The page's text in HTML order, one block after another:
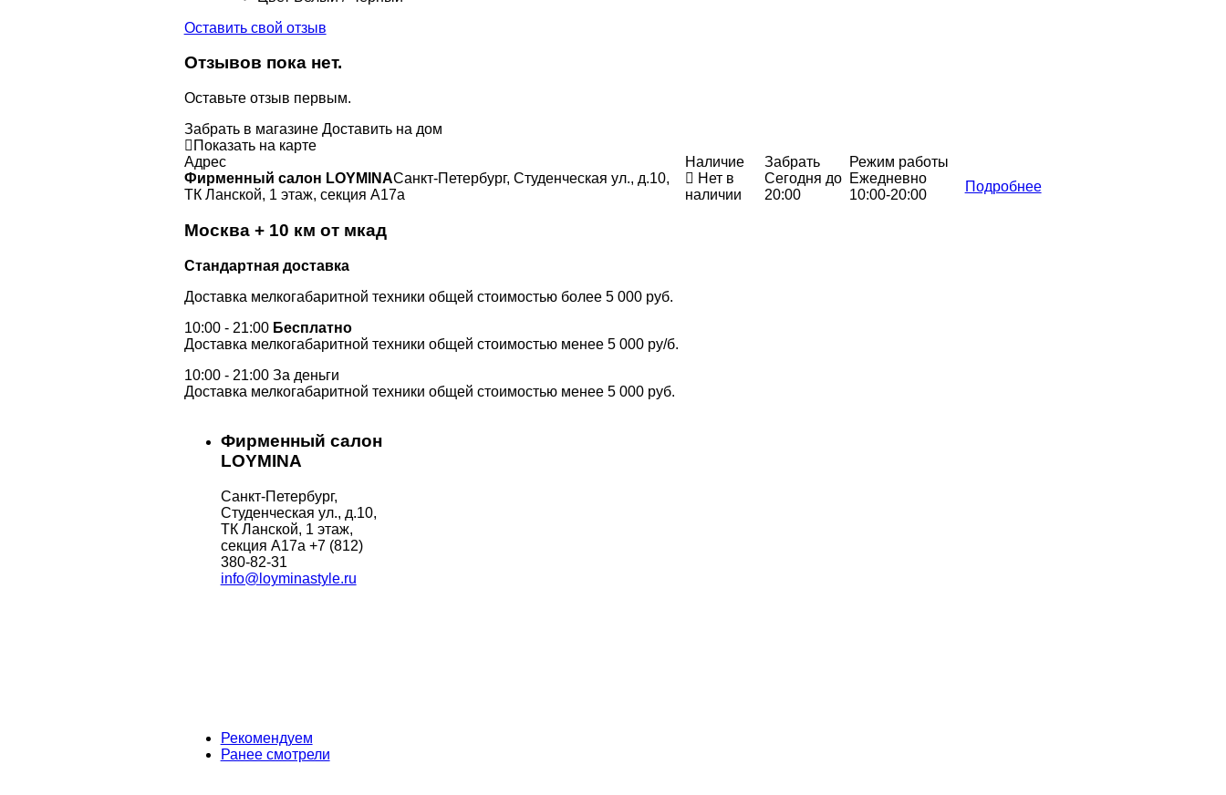
Оставить свой отзыв
Отзывов пока нет.
Оставьте отзыв первым.
Забрать в магазине Доставить на дом
Показать на карте
Адрес
Наличие Забрать
Режим работы
Фирменный салон LOYMINAСанкт-Петербург, Студенческая ул., д.10,
ТК Ланской, 1 этаж, секция А17а
Нет в
наличии
Сегодня до
20:00
Ежедневно
10:00-20:00
Подробнее
Москва + 10 км от мкад
Стандартная доставка
Доставка мелкогабаритной техники общей стоимостью более 5 000 руб.
10:00 - 21:00 Бесплатно
Доставка мелкогабаритной техники общей стоимостью менее 5 000 ру/б.
10:00 - 21:00 За деньги
Доставка мелкогабаритной техники общей стоимостью менее 5 000 руб.
Фирменный салон
LOYMINA
Санкт-Петербург,
Студенческая ул., д.10,
ТК Ланской, 1 этаж,
секция А17а +7 (812)
380-82-31
info@loyminastyle.ru
Рекомендуем
Ранее смотрели